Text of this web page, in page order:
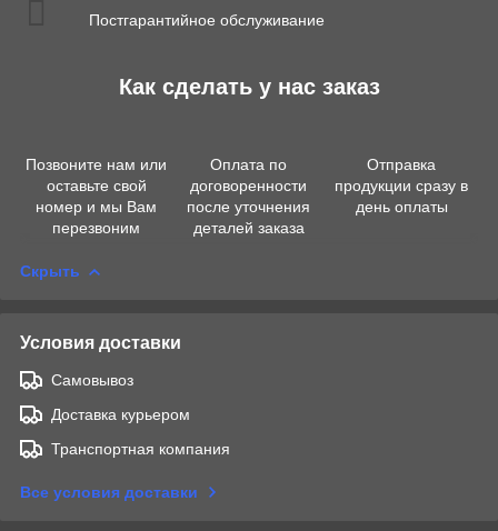
Постгарантийное обслуживание
Как сделать у нас заказ
Позвоните нам или
оставьте свой
номер и мы Вам
перезвоним
Оплата по
договоренности
после уточнения
деталей заказа
Отправка
продукции сразу в
день оплаты
Скрыть
Условия доставки
Самовывоз
Доставка курьером
Транспортная компания
Все условия доставки